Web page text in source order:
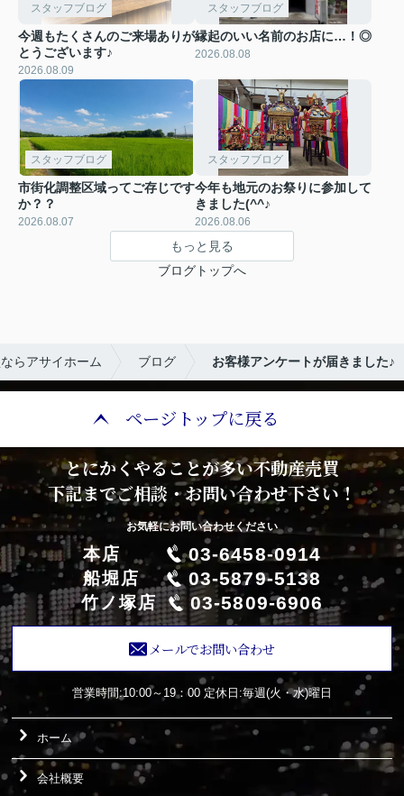
スタッフブログ
今週もたくさんのご来場ありが
とうございます♪
2026.08.09
スタッフブログ
縁起のいい名前のお店に…！◎
2026.08.08
スタッフブログ
市街化調整区域ってご存じです
か？？
2026.08.07
スタッフブログ
今年も地元のお祭りに参加して
きました(^^♪
2026.08.06
もっと見る
ブログトップへ
らアサイホーム ブログ お客様アンケートが届きました♪
ページトップに戻る
とにかくやることが多い不動産売買
下記までご相談・お問い合わせ下さい！
お気軽にお問い合わせください
本店 03-6458-0914
船堀店 03-5879-5138
竹ノ塚店 03-5809-6906
メールでお問い合わせ
営業時間:10:00～19：00 定休日:毎週(火・水)曜日
ホーム
会社概要